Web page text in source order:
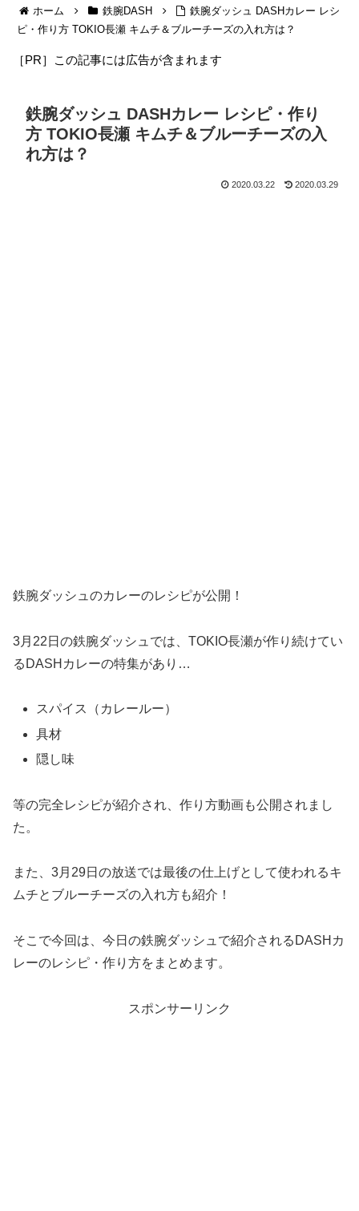
ホーム 鉄腕DASH
鉄腕ダッシュ DASHカレー レシ
ピ・作り方 TOKIO長瀬 キムチ＆ブルーチーズの入れ方は？
［PR］この記事には広告が含まれます
鉄腕ダッシュ DASHカレー レシピ・作り
方 TOKIO長瀬 キムチ＆ブルーチーズの入
れ方は？
2020.03.22 2020.03.29
鉄腕ダッシュのカレーのレシピが公開！
3月22日の鉄腕ダッシュでは、TOKIO長瀬が作り続けてい
るDASHカレーの特集があり…
スパイス（カレールー）
具材
隠し味
等の完全レシピが紹介され、作り方動画も公開されまし
た。
また、3月29日の放送では最後の仕上げとして使われるキ
ムチとブルーチーズの入れ方も紹介！
そこで今回は、今日の鉄腕ダッシュで紹介されるDASHカ
レーのレシピ・作り方をまとめます。
スポンサーリンク